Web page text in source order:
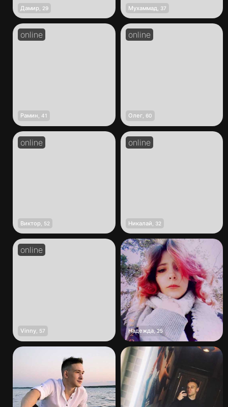
Дамир 29 Мухаммад 37
Рамин 41 Олег, 60
Виктор 52 Никалай 32
Vinny 57 Надежда,25